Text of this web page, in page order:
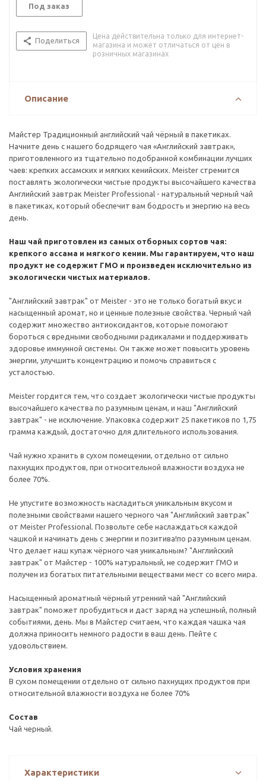
Под заказ
Поделиться
Цена действительна только для интернет-
магазина и может отличаться от цен в
розничных магазинах
Описание
Майстер Традиционный английский чай чёрный в пакетиках.
Начните день с нашего бодрящего чая «Английский завтрак»,
приготовленного из тщательно подобранной комбинации лучших
чаев: крепких ассамских и мягких кенийских. Meister стремится
поставлять экологически чистые продукты высочайшего качества
Английский завтрак Meister Professional - натуральный черный чай
в пакетиках, который обеспечит вам бодрость и энергию на весь
день.
Наш чай приготовлен из самых отборных сортов чая:
крепкого ассама и мягкого кении. Мы гарантируем, что наш
продукт не содержит ГМО и произведен исключительно из
экологически чистых материалов.
"Английский завтрак" от Meister - это не только богатый вкус и
насыщенный аромат, но и ценные полезные свойства. Черный чай
содержит множество антиоксидантов, которые помогают
бороться с вредными свободными радикалами и поддерживать
здоровье иммунной системы. Он также может повысить уровень
энергии, улучшить концентрацию и помочь справиться с
усталостью.
Meister гордится тем, что создает экологически чистые продукты
высочайшего качества по разумным ценам, и наш "Английский
завтрак" - не исключение. Упаковка содержит 25 пакетиков по 1,75
грамма каждый, достаточно для длительного использования.
Чай нужно хранить в сухом помещении, отдельно от сильно
пахнущих продуктов, при относительной влажности воздуха не
более 70%.
Не упустите возможность насладиться уникальным вкусом и
полезными свойствами нашего черного чая "Английский завтрак"
от Meister Professional. Позвольте себе наслаждаться каждой
чашкой и начинать день с энергии и позитива!по разумным ценам.
Что делает наш купаж чёрного чая уникальным? "Английский
завтрак" от Майстер - 100% натуральный, не содержит ГМО и
получен из богатых питательными веществами мест со всего мира.
Насыщенный ароматный чёрный утренний чай "Английский
завтрак" поможет пробудиться и даст заряд на успешный, полный
событиями, день. Мы в Майстер считаем, что каждая чашка чая
должна приносить немного радости в ваш день. Пейте с
удовольствием.
Условия хранения
В сухом помещении отдельно от сильно пахнущих продуктов при
относительной влажности воздуха не более 70%
Состав
Чай черный.
Характеристики